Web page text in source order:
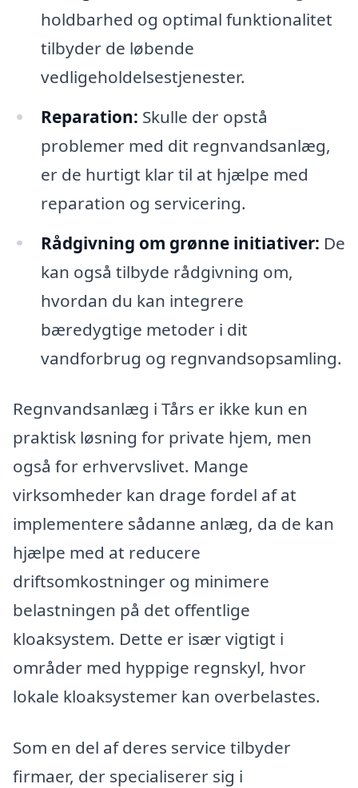
holdbarhed og optimal funktionalitet
tilbyder de løbende
vedligeholdelsestjenester.
Reparation: Skulle der opstå
problemer med dit regnvandsanlæg,
er de hurtigt klar til at hjælpe med
reparation og servicering.
Rådgivning om grønne initiativer: De
kan også tilbyde rådgivning om,
hvordan du kan integrere
bæredygtige metoder i dit
vandforbrug og regnvandsopsamling.
Regnvandsanlæg i Tårs er ikke kun en
praktisk løsning for private hjem, men
også for erhvervslivet. Mange
virksomheder kan drage fordel af at
implementere sådanne anlæg, da de kan
hjælpe med at reducere
driftsomkostninger og minimere
belastningen på det offentlige
kloaksystem. Dette er især vigtigt i
områder med hyppige regnskyl, hvor
lokale kloaksystemer kan overbelastes.
Som en del af deres service tilbyder
firmaer, der specialiserer sig i